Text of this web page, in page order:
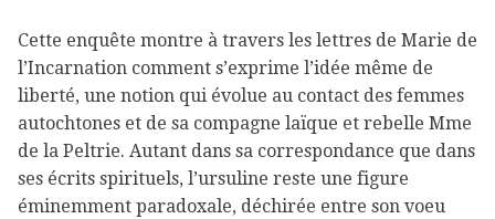
Cette enquête montre à travers les lettres de Marie de
l’Incarnation comment s’exprime l’idée même de
liberté, une notion qui évolue au contact des femmes
autochtones et de sa compagne laïque et rebelle Mme
de la Peltrie. Autant dans sa correspondance que dans
ses écrits spirituels, l’ursuline reste une figure
éminemment paradoxale, déchirée entre son voeu